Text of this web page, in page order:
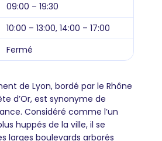
09:00 – 19:30
10:00 – 13:00, 14:00 – 17:00
Fermé
de Lyon, bordé par le Rhône
d’Or, est synonyme de
Considéré comme l’un
huppés de la ville, il se
larges boulevards arborés